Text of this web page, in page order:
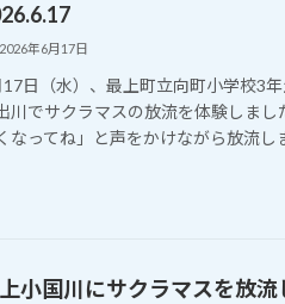
2026年6月17日
日（水）、最上町立向町小学校3
川でサクラマスの放流を体験しま
なってね」と声をかけながら放流し
小国川にサクラマスを放